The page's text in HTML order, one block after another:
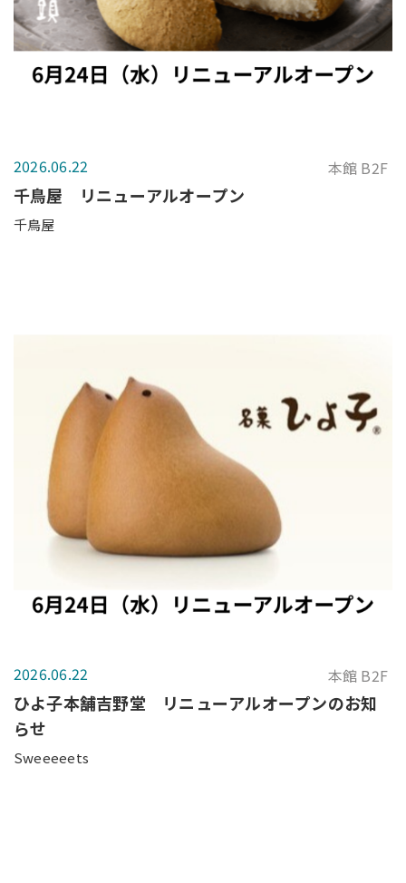
2026.06.22 本館 B2F
千鳥屋 リニューアルオープン
千鳥屋
2026.06.22 本館 B2F
ひよ子本舗吉野堂 リニューアルオープンのお知
らせ
Sweeeeets